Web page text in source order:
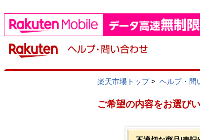
楽天市場トップ> ヘルプ・問
ご希望の内容をお選び